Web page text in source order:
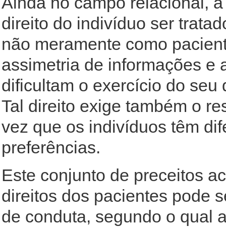
direito do indivíduo ser
não meramente como
assimetria de informações e
dificultam o exercício do seu
Tal direito exige também o
vez que os indivíduos têm
preferências.
Este conjunto de preceitos
direitos dos pacientes pode
de conduta, segundo o qual